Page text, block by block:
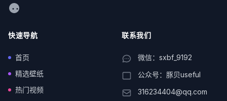
WeChat
快速导航
首页
精选壁纸
热门视频
联系我们
微信：sxbf_9192
公众号：豚贝useful
316234404@qq.com